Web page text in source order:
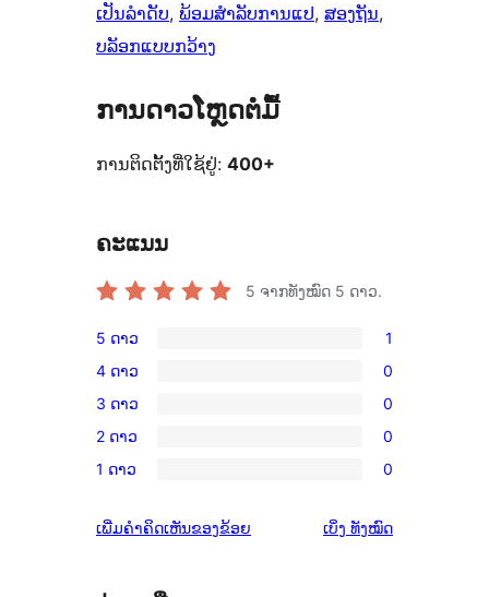
ເປັນລຳດັບ, ພ້ອມສຳລັບການແປ, ສອງຖັນ
ບລັອກແບບກວ້າງ
ການດາວໂຫຼດຕໍ່ມື້
ການຕິດຕັ້ງທີ່ໃຊ້ຢູ່: 400+
ຄະແນນ
5 ຈາກທັງໝົດ 5 ດາວ.
ວິຈານ
5
ດາວ
ຈຳນວນ
ລາຍການ
5 ດາວ 1
ວິຈານ
4
ດາວ
0
4 ດາວ 0
ການ
ວິຈານ
3
ຈຳນວນ
3 ດາວ 0
ວິຈານ
ດາວ
0
2 ດາວ 0
1
1 ດາວ 0
ເພີ່ມຄຳຄິດເຫັນຂອງຂ້ອຍ ເບິ່ງ ຄຳ
ທັງໝົດ